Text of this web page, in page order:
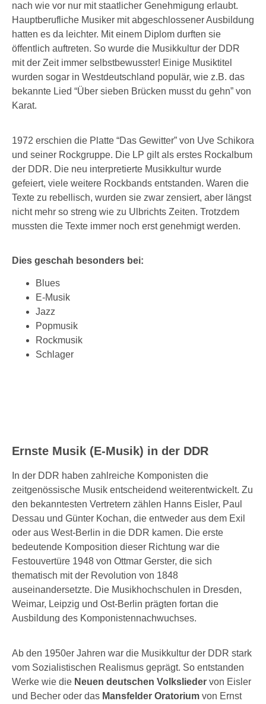
nach wie vor nur mit staatlicher Genehmigung erlaubt.
Hauptberufliche Musiker mit abgeschlossener Ausbildung
hatten es da leichter. Mit einem Diplom durften sie
öffentlich auftreten. So wurde die Musikkultur der DDR
mit der Zeit immer selbstbewusster! Einige Musiktitel
wurden sogar in Westdeutschland populär, wie z.B. das
bekannte Lied “Über sieben Brücken musst du gehn” von
Karat.
1972 erschien die Platte “Das Gewitter” von Uve Schikora
und seiner Rockgruppe. Die LP gilt als erstes Rockalbum
der DDR. Die neu interpretierte Musikkultur wurde
gefeiert, viele weitere Rockbands entstanden. Waren die
Texte zu rebellisch, wurden sie zwar zensiert, aber längst
nicht mehr so streng wie zu Ulbrichts Zeiten. Trotzdem
mussten die Texte immer noch erst genehmigt werden.
Dies geschah besonders bei:
Blues
E-Musik
Jazz
Popmusik
Rockmusik
Schlager
Ernste Musik (E-Musik) in der DDR
In der DDR haben zahlreiche Komponisten die
zeitgenössische Musik entscheidend weiterentwickelt. Zu
den bekanntesten Vertretern zählen Hanns Eisler, Paul
Dessau und Günter Kochan, die entweder aus dem Exil
oder aus West-Berlin in die DDR kamen. Die erste
bedeutende Komposition dieser Richtung war die
Festouvertüre 1948 von Ottmar Gerster, die sich
thematisch mit der Revolution von 1848
auseinandersetzte. Die Musikhochschulen in Dresden,
Weimar, Leipzig und Ost-Berlin prägten fortan die
Ausbildung des Komponistennachwuchses.
Ab den 1950er Jahren war die Musikkultur der DDR stark
vom Sozialistischen Realismus geprägt. So entstanden
Werke wie die Neuen deutschen Volkslieder von Eisler
und Becher oder das Mansfelder Oratorium von Ernst